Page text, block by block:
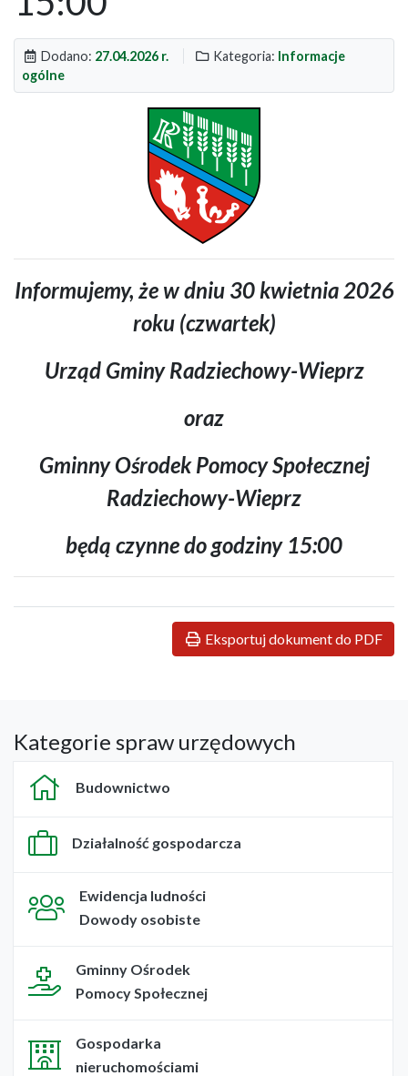
Dodano: 27.04.2026 r. Kategoria: Informacje
ogólne
Informujemy, że w dniu30 kwietnia 2026
roku (czwartek)
Urząd Gminy Radziechowy-Wieprz
oraz
Gminny Ośrodek Pomocy Społecznej
Radziechowy-Wieprz
będą czynne do godziny 15:00
Eksportuj dokument do PDF
Kategorie spraw urzędowych
Budownictwo
Działalność gospodarcza
Ewidencja ludności
Dowody osobiste
Gminny Ośrodek
Pomocy Społecznej
Gospodarka
nieruchomościami